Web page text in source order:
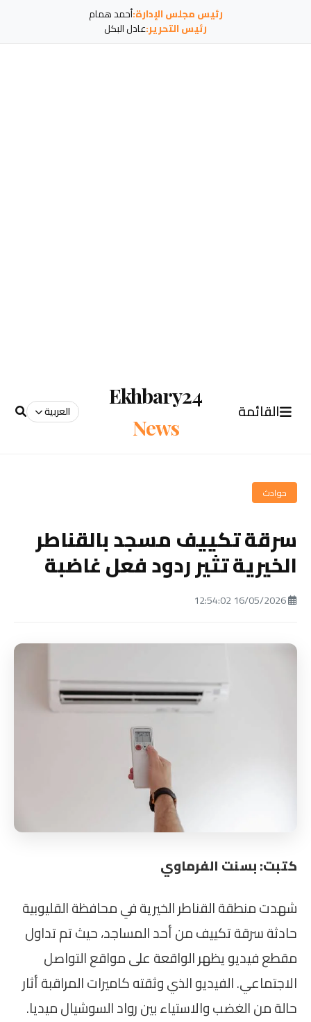
رئيس مجلس الإدارة:أحمد همام
رئيس التحرير:عادل البكل
القائمة
Ekhbary24
News
العربية
حوادث
سرقة تكييف مسجد بالقناطر
الخيرية تثير ردود فعل غاضبة
كتبت: بسنت الفرماوي
شهدت منطقة القناطر الخيرية في محافظة القليوبية
حادثة سرقة تكييف من أحد المساجد، حيث تم تداول
مقطع فيديو يظهر الواقعة على مواقع التواصل
الاجتماعي. الفيديو الذي وثقته كاميرات المراقبة أثار
حالة من الغضب والاستياء بين رواد السوشيال ميديا.